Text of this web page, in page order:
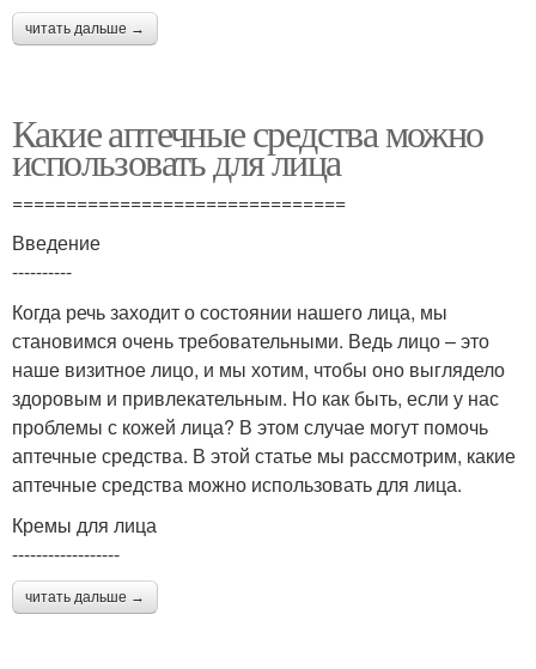
читать дальше →
Какие аптечные средства можно
использовать для лица
===============================
Введение
----------
Когда речь заходит о состоянии нашего лица, мы
становимся очень требовательными. Ведь лицо – это
наше визитное лицо, и мы хотим, чтобы оно выглядело
здоровым и привлекательным. Но как быть, если у нас
проблемы с кожей лица? В этом случае могут помочь
аптечные средства. В этой статье мы рассмотрим, какие
аптечные средства можно использовать для лица.
Кремы для лица
------------------
читать дальше →